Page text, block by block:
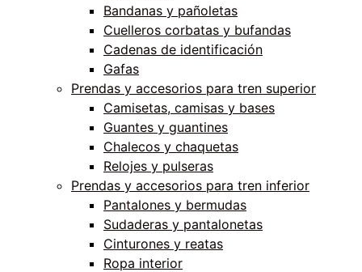
Bandanas y pañoletas
Cuelleros corbatas y bufandas
Cadenas de identificación
Gafas
Prendas y accesorios para tren superior
Camisetas, camisas y bases
Guantes y guantines
Chalecos y chaquetas
Relojes y pulseras
Prendas y accesorios para tren inferior
Pantalones y bermudas
Sudaderas y pantalonetas
Cinturones y reatas
Ropa interior